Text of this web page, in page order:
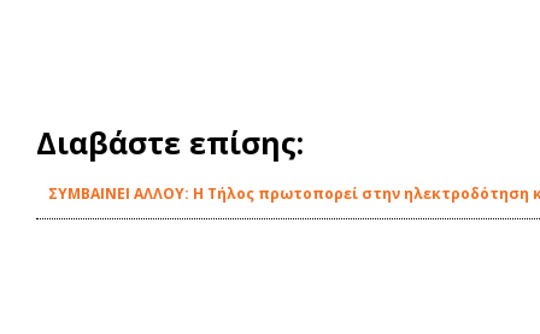
Διαβάστε επίσης:
ΣΥΜΒΑΙΝΕΙ ΑΛΛΟΥ: Η Τήλος πρωτοπορεί στην ηλεκτροδότηση